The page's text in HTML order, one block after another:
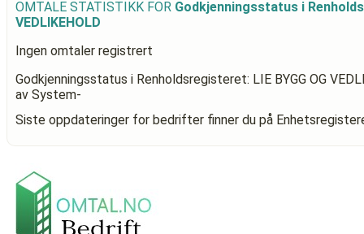
OMTALE STATISTIKK FOR Godkjenningsstatus i
VEDLIKEHOLD
Ingen omtaler registrert
Godkjenningsstatus i Renholdsregisteret: LIE BYGG OG
av System-
Siste oppdateringer for bedrifter finner du på